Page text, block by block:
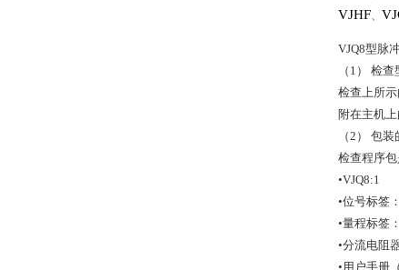
VJHF、
VJQ8型脉
（1） 检
检查上所
附在主机上
（2） 包装
检查程序包
•VJQ8:1
•位号标签
•量程标签
•分流电阻
•用户手册